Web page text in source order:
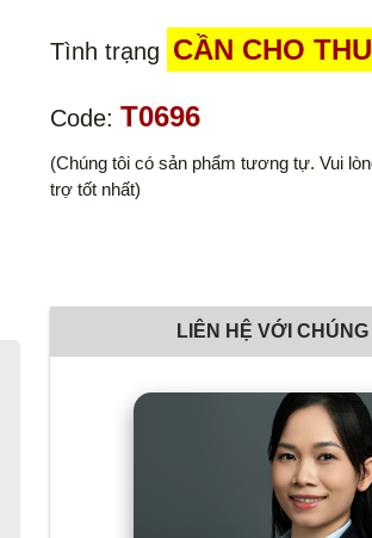
Tình trạng CẦN CHO
Code: T0696
(Chúng tôi có sản phẩm tương tự. Vui
trợ tốt nhất)
LIÊN HỆ VỚI CHÚNG